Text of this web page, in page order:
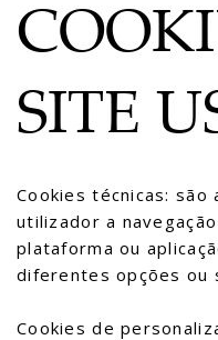
SITE
Cookies técnicas: são
utilizador a
plataforma ou
diferentes opções ou
Cookies de